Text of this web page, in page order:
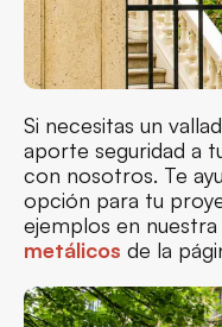
Si necesitas un
aporte seguridad a
con nosotros. Te
opción para tu
ejemplos en
metálicos de la